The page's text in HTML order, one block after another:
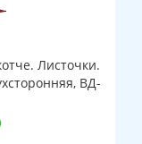
Листочки.
ВД-